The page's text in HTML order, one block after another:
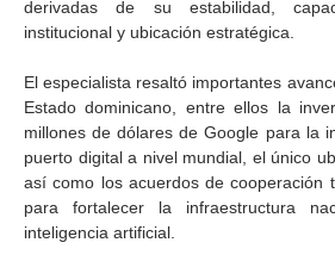
derivadas de su estabilidad,
institucional y ubicación estratégica.
El especialista resaltó importantes
Estado dominicano, entre ellos la
millones de dólares de Google para la
puerto digital a nivel mundial, el único
así como los acuerdos de cooperación
para fortalecer la infraestructura
inteligencia artificial.